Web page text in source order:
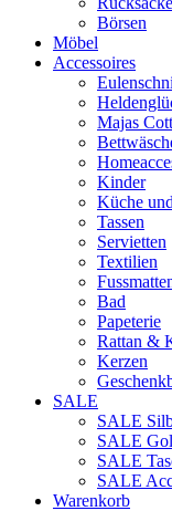
Börsen
Möbel
Accessoires
Majas
Kinder
Küche
Tassen
Servietten
Textilien
Bad
Papeterie
Rattan &
Kerzen
SALE
SALE
SALE
SALE
SALE
Warenkorb